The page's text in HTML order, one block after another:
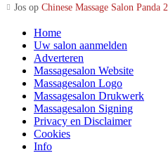
Jos op Chinese Massage Salon Panda 2
Home
Uw salon aanmelden
Adverteren
Massagesalon Website
Massagesalon Logo
Massagesalon Drukwerk
Massagesalon Signing
Privacy en Disclaimer
Cookies
Info